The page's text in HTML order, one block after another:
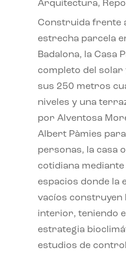
Arquitectura,
Construida frente
estrecha parcela
Badalona, la Casa
completo del solar
sus 250 metros
niveles y una
por Alventosa
Albert Pàmies
personas, la casa
cotidiana
espacios donde la
vacíos construyen
interior, teniendo
estrategia
estudios de